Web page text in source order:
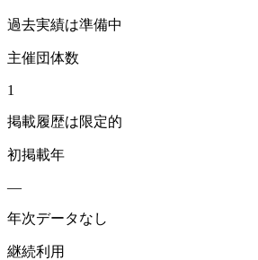
過去実績は準備中
主催団体数
1
掲載履歴は限定的
初掲載年
—
年次データなし
継続利用